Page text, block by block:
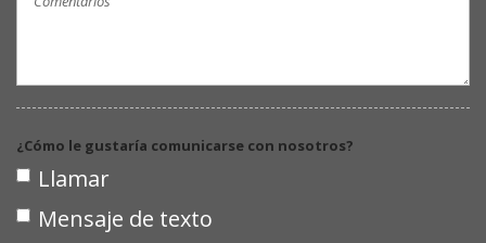
Immobilizer
Smart Device Remote Engine Start
Trip Computer
Urethane Gear Shifter Material
¿Cómo le gustaría comunicarse con nosotros?
Llamar
Mensaje de texto